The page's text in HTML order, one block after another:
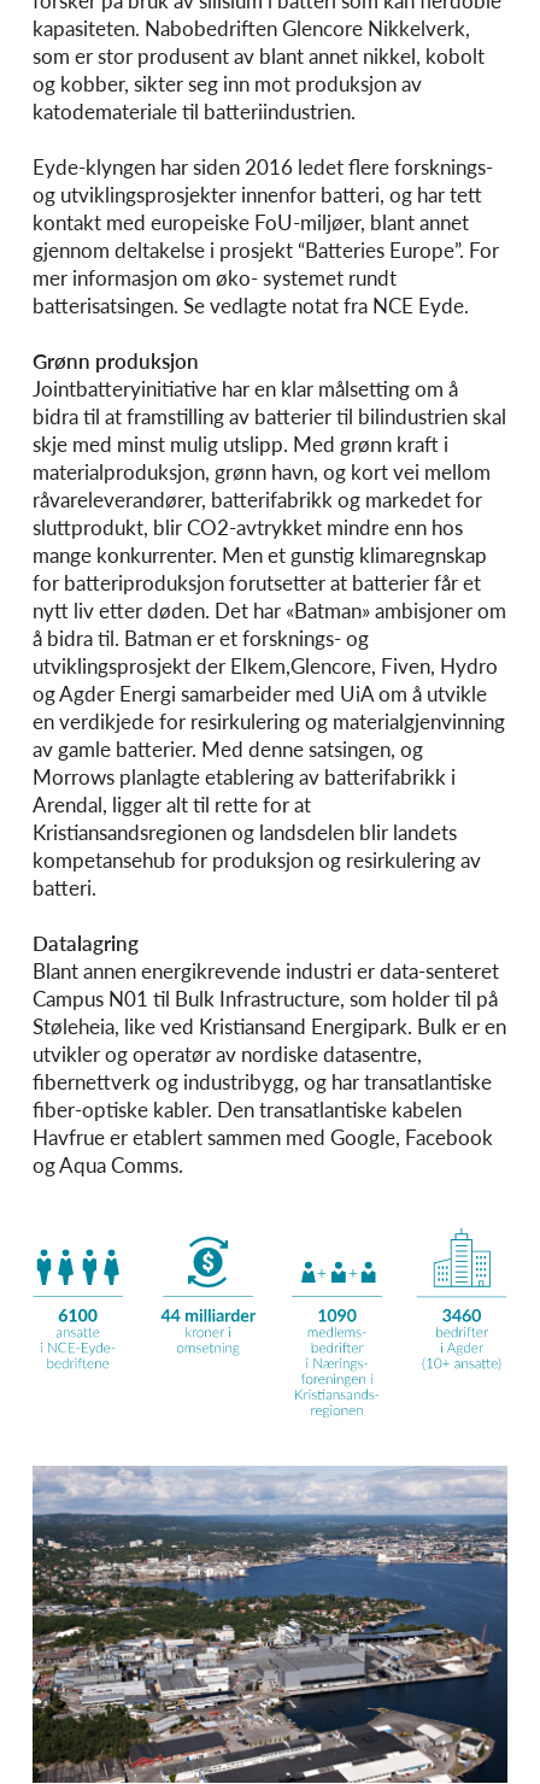
kapasiteten. Nabobedriften Glencore Nikkelverk,
som er stor produsent av blant annet nikkel, kobolt
og kobber, sikter seg inn mot produksjon av
katodemateriale til batteriindustrien.
Eyde-klyngen har siden 2016 ledet flere forsknings-
og utviklingsprosjekter innenfor batteri, og har tett
kontakt med europeiske FoU-miljøer, blant annet
gjennom deltakelse i prosjekt “Batteries Europe”. For
mer informasjon om øko- systemet rundt
batterisatsingen. Se vedlagte notat fra NCE Eyde.
Grønn produksjon
Jointbatteryinitiative har en klar målsetting om å
bidra til at framstilling av batterier til bilindustrien skal
skje med minst mulig utslipp. Med grønn kraft i
materialproduksjon, grønn havn, og kort vei mellom
råvareleverandører, batterifabrikk og markedet for
sluttprodukt, blir CO2-avtrykket mindre enn hos
mange konkurrenter. Men et gunstig klimaregnskap
for batteriproduksjon forutsetter at batterier får et
nytt liv etter døden. Det har «Batman» ambisjoner om
å bidra til. Batman er et forsknings- og
utviklingsprosjekt der Elkem,Glencore, Fiven, Hydro
og Agder Energi samarbeider med UiA om å utvikle
en verdikjede for resirkulering og materialgjenvinning
av gamle batterier. Med denne satsingen, og
Morrows planlagte etablering av batterifabrikk i
Arendal, ligger alt til rette for at
Kristiansandsregionen og landsdelen blir landets
kompetansehub for produksjon og resirkulering av
batteri.
Datalagring
Blant annen energikrevende industri er data-senteret
Campus N01 til Bulk Infrastructure, som holder til på
Støleheia, like ved Kristiansand Energipark. Bulk er en
utvikler og operatør av nordiske datasentre,
fibernettverk og industribygg, og har transatlantiske
fiber-optiske kabler. Den transatlantiske kabelen
Havfrue er etablert sammen med Google, Facebook
og Aqua Comms.